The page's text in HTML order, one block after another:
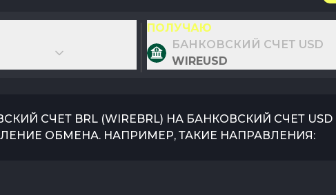
ПОЛУЧАЮ
БАНКОВСКИЙ СЧЕТ USD
WIREUSD
СЧЕТ BRL (WIREBRL) НА БАНКОВСКИЙ СЧЕТ USD
ОБМЕНА. НАПРИМЕР, ТАКИЕ НАПРАВЛЕНИЯ: